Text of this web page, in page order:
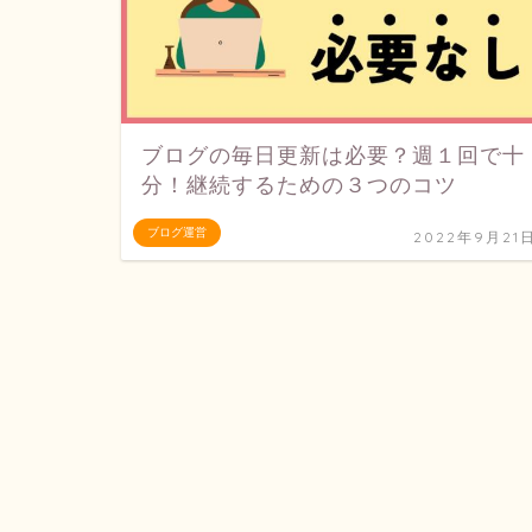
ブログ運営
ブログの毎日更新は必要？週１回で十
分！継続するための３つのコツ
2022年9月21